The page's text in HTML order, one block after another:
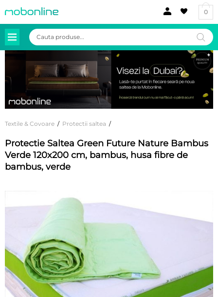
0
Products
search
Textile & Covoare / Protectii saltea /
Protectie Saltea Green Future Nature Bambus
Verde 120x200 cm, bambus, husa fibre de
bambus, verde